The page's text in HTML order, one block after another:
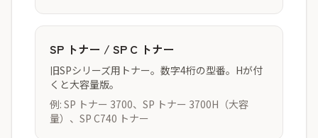
SP トナー / SP C トナー
旧SPシリーズ用トナー。数字4桁の型番。Hが付
くと大容量版。
例: SP トナー 3700、SP トナー 3700H（大容
量）、SP C740 トナー